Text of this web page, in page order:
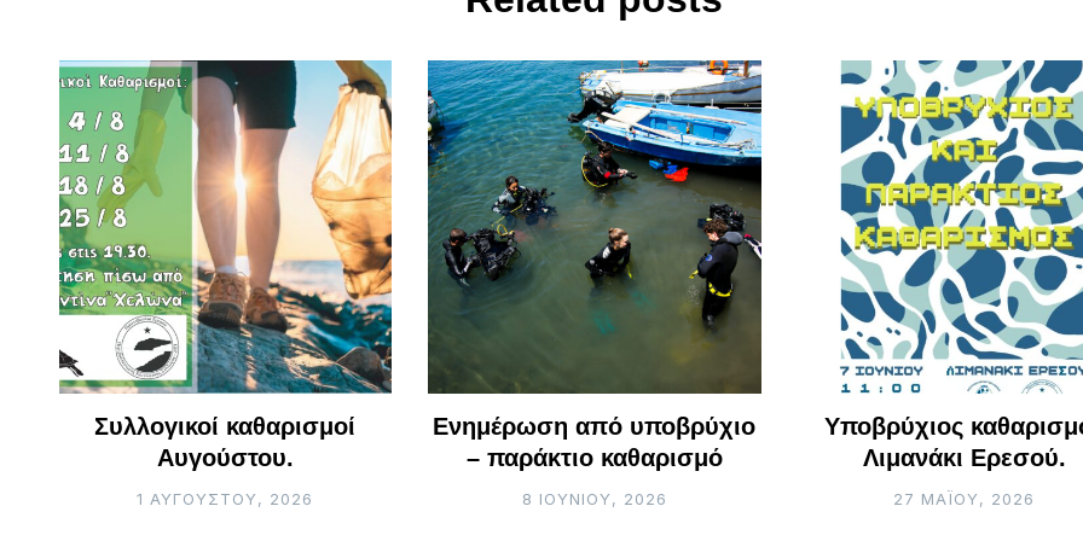
Συλλογικοί καθαρισμοί
Αυγούστου.
1 ΑΥΓΟΎΣΤΟΥ, 2026
Ενημέρωση από υποβρύχιο
– παράκτιο καθαρισμό
8 ΙΟΥΝΊΟΥ, 2026
Υποβρύχιος
Λιμανάκι Ερεσού.
27 ΜΑΪ́ΟΥ, 2026